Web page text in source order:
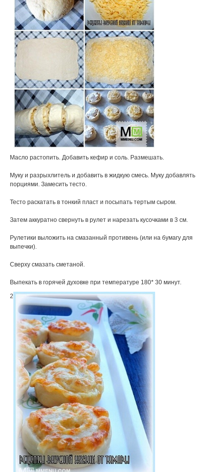
Масло растопить. Добавить кефир и соль. Размешать.
Муку и разрыхлитель и добавить в жидкую смесь. Муку добавлять
порциями. Замесить тесто.
Тесто раскатать в тонкий пласт и посыпать тертым сыром.
Затем аккуратно свернуть в рулет и нарезать кусочками в 3 см.
Рулетики выложить на смазанный противень (или на бумагу для
выпечки).
Сверху смазать сметаной.
Выпекать в горячей духовке при температуре 180* 30 минут.
2